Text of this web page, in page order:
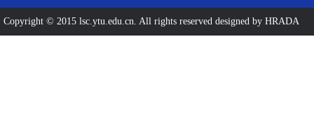
Copyright © 2015 lsc.ytu.edu.cn. All rights reserved designed by HRADA